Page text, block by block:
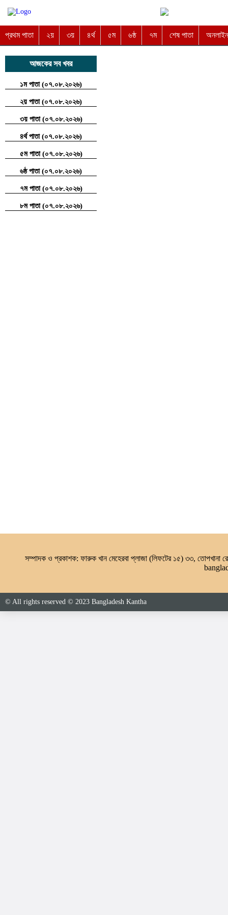
প্রথম পাতা ২য় ৩য় ৪র্থ ৫ম ৬ষ্ঠ ৭ম শেষ পাতা অনলাইন
আজকের সব খবর
১ম পাতা (০৭.০৮.২০২৬)
২য় পাতা (০৭.০৮.২০২৬)
৩য় পাতা (০৭.০৮.২০২৬)
৪র্থ পাতা (০৭.০৮.২০২৬)
৫ম পাতা (০৭.০৮.২০২৬)
৬ষ্ঠ পাতা (০৭.০৮.২০২৬)
৭ম পাতা (০৭.০৮.২০২৬)
৮ম পাতা (০৭.০৮.২০২৬)
সম্পাদক ও প্রকাশক: ফারুক খান মেহেরবা প্লাজা (লিফটের ১৫) ৩৩, তোপখানা
© All rights reserved © 2023 Bangladesh Kantha